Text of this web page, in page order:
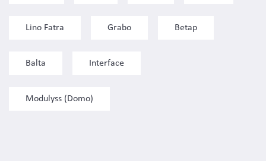
Lino Fatra Grabo Betap
Balta Interface
Modulyss (Domo)